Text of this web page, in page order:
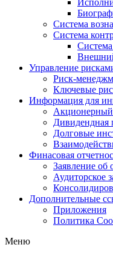
Система
Система
Управление
Риск-
Ключевые
Информация для
Акционерный
Дивидендная
Долговые
Финасовая
Заявление об
Аудиторское
Дополнительные
Приложения
Политика
Меню